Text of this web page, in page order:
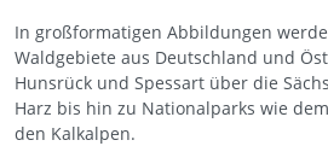
In großformatigen Abbildungen
Waldgebiete aus Deutschland und
Hunsrück und Spessart über die
Harz bis hin zu Nationalparks wie
den Kalkalpen.